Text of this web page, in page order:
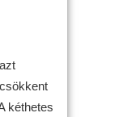
kéthetes